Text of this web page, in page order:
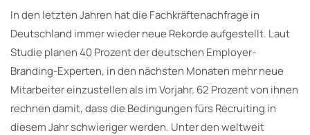
In den letzten Jahren hat die Fachkräftenachfrage in
Deutschland immer wieder neue Rekorde aufgestellt. Laut
Studie planen 40 Prozent der deutschen Employer-
Branding-Experten, in den nächsten Monaten mehr neue
Mitarbeiter einzustellen als im Vorjahr. 62 Prozent von ihnen
rechnen damit, dass die Bedingungen fürs Recruiting in
diesem Jahr schwieriger werden. Unter den weltweit